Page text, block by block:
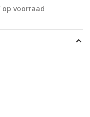
op voorraad